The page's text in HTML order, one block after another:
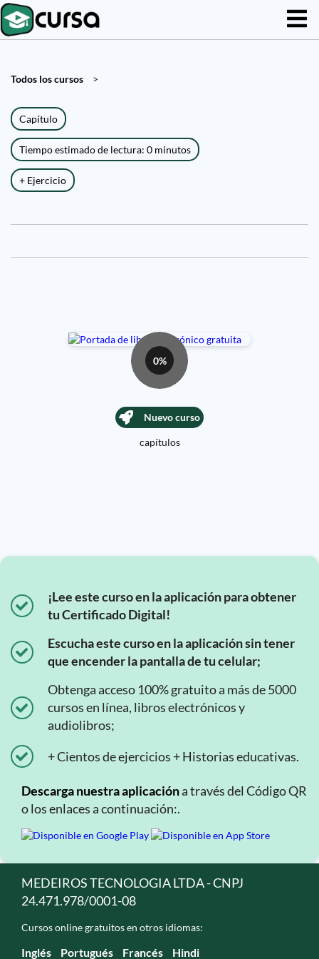
Todos los cursos >
Capítulo
Tiempo estimado de lectura: 0 minutos
+ Ejercicio
0%
Nuevo curso
capítulos
¡Lee este curso en la aplicación para obtener
tu Certificado Digital!
Escucha este curso en la aplicación sin tener
que encender la pantalla de tu celular;
Obtenga acceso 100% gratuito a más de 5000
cursos en línea, libros electrónicos y
audiolibros;
+ Cientos de ejercicios + Historias educativas.
Descarga nuestra aplicacióna través del Código QR
o los enlaces a continuación:.
MEDEIROS TECNOLOGIA LTDA - CNPJ
24.471.978/0001-08
Cursos online gratuitos en otros idiomas:
Inglés Portugués Francés Hindi